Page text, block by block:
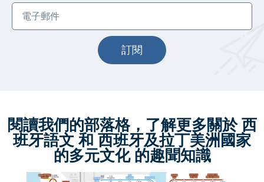
訂閱
閱讀我們的部落格，了解更多關於 西
班牙語文 和 西班牙及拉丁美洲國家
的多元文化 的趣聞知識